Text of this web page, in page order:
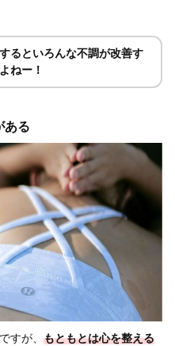
るといろんな不調が改善す
ねー！
ある
すが、 もともとは心を整える